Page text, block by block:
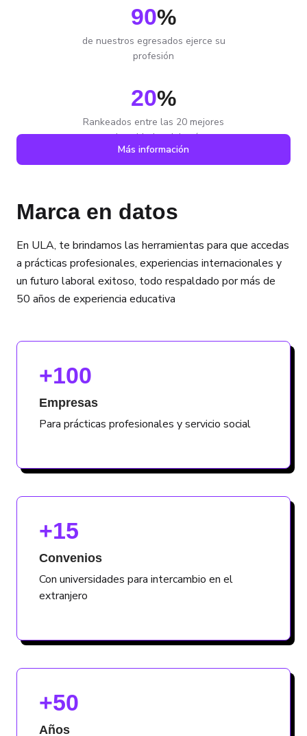
90%
de nuestros egresados ejerce su
profesión
20%
Rankeados entre las 20 mejores
universidades del país
Más información
Marca en datos
En ULA, te brindamos las herramientas para que accedas
a prácticas profesionales, experiencias internacionales y
un futuro laboral exitoso, todo respaldado por más de
50 años de experiencia educativa
+100
Empresas
Para prácticas profesionales y servicio social
+15
Convenios
Con universidades para intercambio en el
extranjero
+50
Años